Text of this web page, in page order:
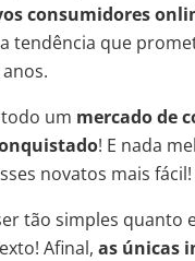
consumidores
tendência que
um mercado de
! E nada
novatos mais fácil!
tão simples quanto
Afinal, as únicas